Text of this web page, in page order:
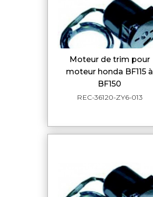
moteur de trim pour
moteur honda BF115 à
BF150
REC-36120-ZY6-013